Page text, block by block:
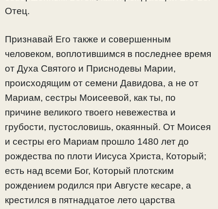
Отец.
Признавай Его также и совершенным
человеком, воплотившимся в последнее время
от Духа Святого и Приснодевы Mapии,
происходящим от семени Давидова, а не от
Мариам, сестры Моисеевой, как ты, по
причине великого твоего невежества и
грубости, пустословишь, окаянный. От Моисея
и сестры его Мариам прошло 1480 лет до
рождества по плоти Иисуса Христа, Который;
есть над всеми Бог, Который плотским
рождением родился при Августе кесаре, а
крестился в пятнадцатое лето царства